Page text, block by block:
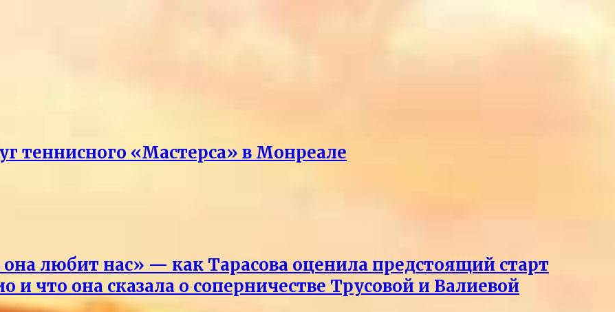
теннисного «Мастерса» в Монреале
любит нас» — как Тарасова оценила предстоящий старт
и что она сказала о соперничестве Трусовой и Валиевой